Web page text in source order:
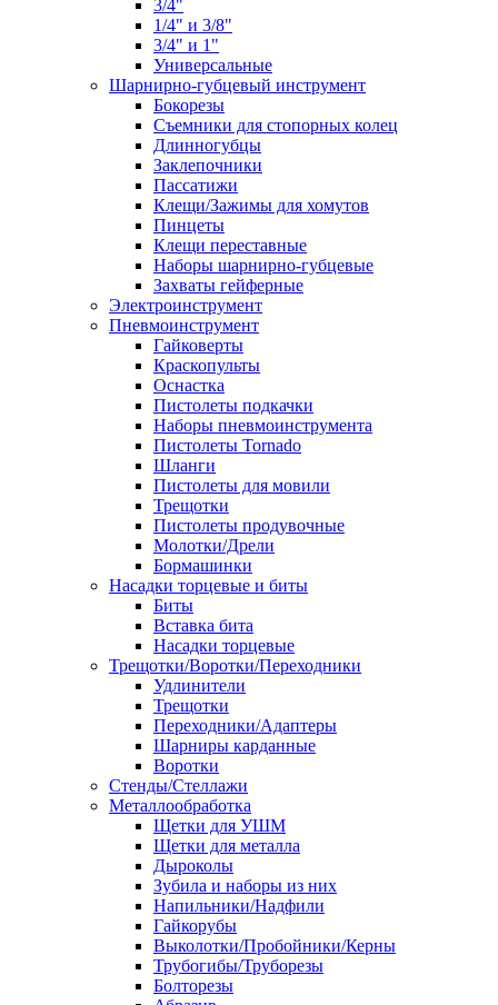
3/4"
1/4" и 3/8"
3/4" и 1"
Универсальные
Шарнирно-губцевый инструмент
Бокорезы
Съемники для стопорных колец
Длинногубцы
Заклепочники
Пассатижи
Клещи/Зажимы для хомутов
Пинцеты
Клещи переставные
Наборы шарнирно-губцевые
Захваты гейферные
Электроинструмент
Пневмоинструмент
Гайковерты
Краскопульты
Оснастка
Пистолеты подкачки
Наборы пневмоинструмента
Пистолеты Tornado
Шланги
Пистолеты для мовили
Трещотки
Пистолеты продувочные
Молотки/Дрели
Бормашинки
Насадки торцевые и биты
Биты
Вставка бита
Насадки торцевые
Трещотки/Воротки/Переходники
Удлинители
Трещотки
Переходники/Адаптеры
Шарниры карданные
Воротки
Стенды/Стеллажи
Металлообработка
Щетки для УШМ
Щетки для металла
Дыроколы
Зубила и наборы из них
Напильники/Надфили
Гайкорубы
Выколотки/Пробойники/Керны
Трубогибы/Труборезы
Болторезы